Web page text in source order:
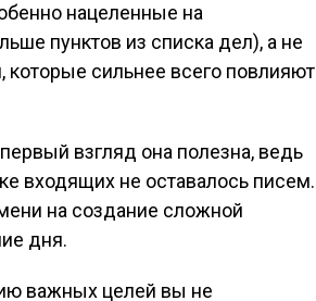
нацеленные на
пунктов из списка дел), а не
которые сильнее всего повлияют
взгляд она полезна, ведь
входящих не оставалось писем.
на создание сложной
дня.
важных целей вы не